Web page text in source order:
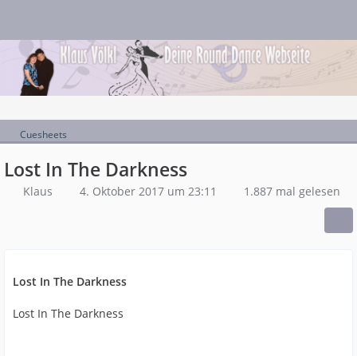
Cuesheets
Lost In The Darkness
Klaus 4. Oktober 2017 um 23:11 1.887 mal gelesen
Lost In The Darkness
Lost In The Darkness